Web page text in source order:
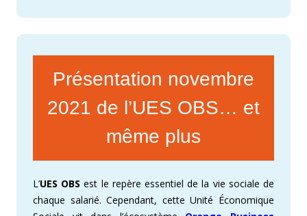
Présentation novembre
2021 de l’UES OBS… et
même plus
L’UES OBS est le repère essentiel de la vie sociale de
chaque salarié. Cependant, cette Unité Économique